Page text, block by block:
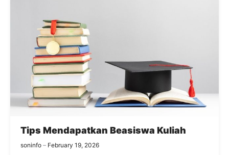
Tips Mendapatkan Beasiswa Kuliah
soninfo February 19, 2026